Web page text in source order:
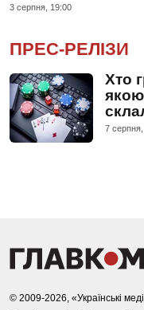
3 серпня, 19:00
ПРЕС-РЕЛІЗИ
Хто
7
© 2009-2026, «Українські